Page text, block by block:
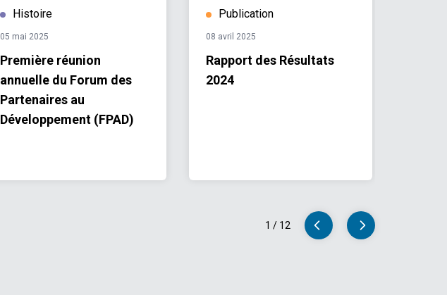
Histoire
05 mai 2025
Première réunion
annuelle du Forum des
Partenaires au
Développement (FPAD)
Publication
08 avril 2025
Rapport des Résultats
2024
1 / 12